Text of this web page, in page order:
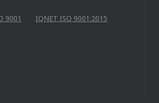
9001 IQNET ISO 9001:2015